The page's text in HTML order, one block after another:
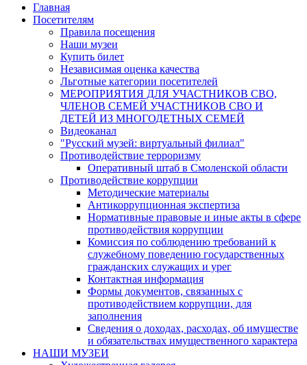
Главная
Посетителям
Правила посещения
Наши музеи
Купить билет
Независимая оценка качества
Льготные категории посетителей
МЕРОПРИЯТИЯ ДЛЯ УЧАСТНИКОВ СВО,
ЧЛЕНОВ СЕМЕЙ УЧАСТНИКОВ СВО И
ДЕТЕЙ ИЗ МНОГОДЕТНЫХ СЕМЕЙ
Видеоканал
"Русский музей: виртуальный филиал"
Противодействие терроризму
Оперативный штаб в Смоленской области
Противодействие коррупции
Методические материалы
Антикоррупционная экспертиза
Нормативные правовые и иные акты в сфере
противодействия коррупции
Комиссия по соблюдению требований к
служебному поведению государственных
гражданских служащих и урег
Контактная информация
Формы документов, связанных с
противодействием коррупции, для
заполнения
Сведения о доходах, расходах, об имуществе
и обязательствах имущественного характера
НАШИ МУЗЕИ